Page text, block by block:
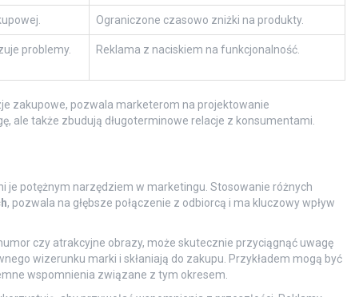
Ograniczone czasowo zniżki na produkty.
problemy. Reklama z naciskiem na funkcjonalność.
zakupowe, pozwala marketerom na projektowanie
ale także zbudują długoterminowe relacje z konsumentami.
je potężnym narzędziem w marketingu. Stosowanie różnych
, pozwala na głębsze połączenie z odbiorcą i ma kluczowy wpływ
czy atrakcyjne obrazy, może skutecznie przyciągnąć uwagę
wizerunku marki i skłaniają do zakupu. Przykładem mogą być
wspomnienia związane z tym okresem.